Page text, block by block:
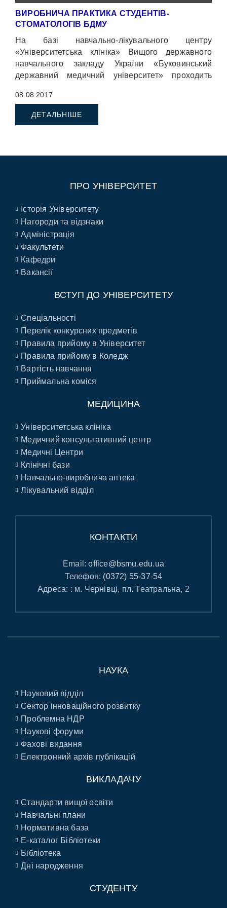
ВИРОБНИЧА ПРАКТИКА СТУДЕНТІВ-
СТОМАТОЛОГІВ БДМУ
На базі навчально-лікувального центру
«Університетська клініка» Вищого державного
навчального закладу України «Буковинський
державний медичний університет» проходить
факультету.
08.08.2017
ДЕТАЛЬНІШЕ
ПРО УНІВЕРСИТЕТ
Історія Університету
Нагороди та відзнаки
Адміністрація
Факультети
Кафедри
Вакансії
ВСТУП ДО УНІВЕРСИТЕТУ
Спеціальності
Перелік конкурсних предметів
Правила прийому в Університет
Правила прийому в Коледж
Вартість навчання
Приймальна коміся
МЕДИЦИНА
Університетська клініка
Медичний консультативний центр
Медичні Центри
Клінічні бази
Навчально-виробнича аптека
Лікувальний відділ
КОНТАКТИ
Email:office@bsmu.edu.ua
Телефон: (0372) 55-37-54
Адреса: : м. Чернівці, пл. Театральна, 2
НАУКА
Науковий відділ
Сектор інноваційного розвитку
Проблемна НДР
Наукові форуми
Фахові видання
Електронний архів публікацій
ВИКЛАДАЧУ
Стандарти вищої освіти
Навчальні плани
Нормативна база
E-каталог Бібліотеки
Бібліотека
Дні народження
СТУДЕНТУ